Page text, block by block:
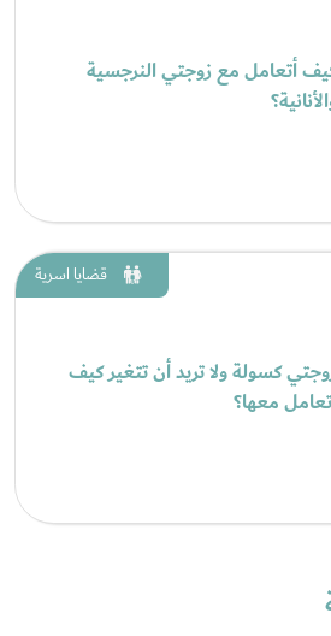
أتعامل مع زوجتي النرجسية
قضايا اسرية
كسولة ولا تريد أن تتغير كيف
معها؟